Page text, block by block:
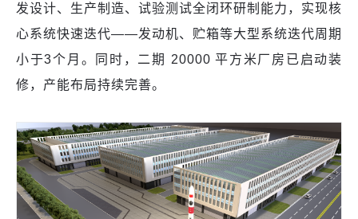
发设计、生产制造、试验测试全闭环研制能力，实现核
心系统快速迭代——发动机、贮箱等大型系统迭代周期
小于3个月。同时，二期 20000 平方米厂房已启动装
修，产能布局持续完善。